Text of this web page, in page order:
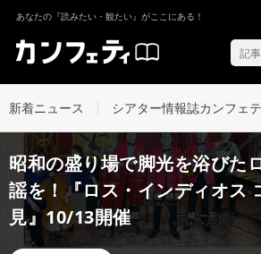
あなたの『読みたい・観たい』がここにある！
新着ニュース シアター情報誌カンフェ
昭和の盛り場で脚光を浴びた
謡を！『ロス・インディオス
見』10/13開催